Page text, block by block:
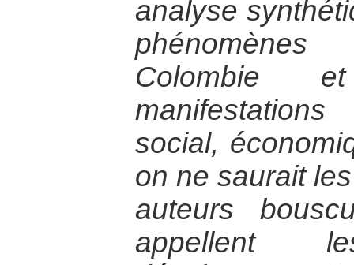
analyse
Colombie
social,
on ne saurait
auteurs
appellent